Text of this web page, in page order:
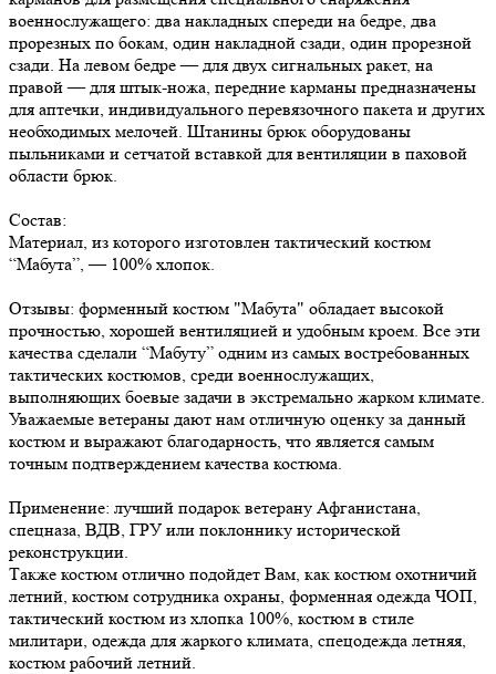
военнослужащего: два накладных спереди на бедре, два
прорезных по бокам, один накладной сзади, один прорезной
сзади. На левом бедре — для двух сигнальных ракет, на
правой — для штык-ножа, передние карманы предназначены
для аптечки, индивидуального перевязочного пакета и других
необходимых мелочей. Штанины брюк оборудованы
пыльниками и сетчатой вставкой для вентиляции в паховой
области брюк.
Состав:
Материал, из которого изготовлен тактический костюм
“Мабута”, — 100% хлопок.
Отзывы: форменный костюм "Мабута" обладает высокой
прочностью, хорошей вентиляцией и удобным кроем. Все эти
качества сделали “Мабуту” одним из самых востребованных
тактических костюмов, среди военнослужащих,
выполняющих боевые задачи в экстремально жарком климате.
Уважаемые ветераны дают нам отличную оценку за данный
костюм и выражают благодарность, что является самым
точным подтверждением качества костюма.
Применение: лучший подарок ветерану Афганистана,
спецназа, ВДВ, ГРУ или поклоннику исторической
реконструкции.
Также костюм отлично подойдет Вам, как костюм охотничий
летний, костюм сотрудника охраны, форменная одежда ЧОП,
тактический костюм из хлопка 100%, костюм в стиле
милитари, одежда для жаркого климата, спецодежда летняя,
костюм рабочий летний.